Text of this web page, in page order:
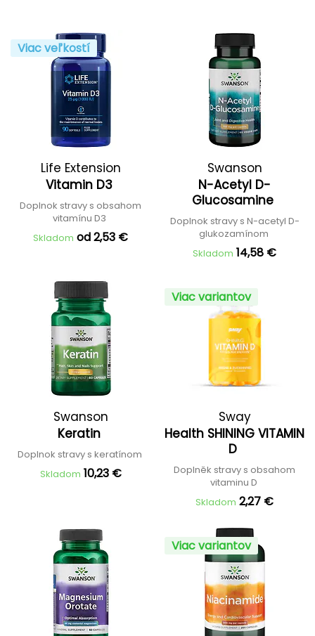
Viac veľkostí
Life Extension
Vitamin D3
Doplnok stravy s obsahom
vitamínu D3
Skladom od 2,53 €
Swanson
N-Acetyl D-
Glucosamine
Doplnok stravy s N-acetyl D-
glukozamínom
Skladom 14,58 €
Swanson
Keratin
Doplnok stravy s keratínom
Skladom 10,23 €
Viac variantov
Sway
Health SHINING VITAMIN
D
Doplněk stravy s obsahom
vitaminu D
Skladom 2,27 €
Viac variantov